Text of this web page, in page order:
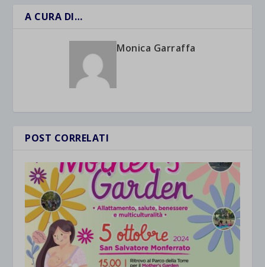
A CURA DI…
Monica Garraffa
POST CORRELATI